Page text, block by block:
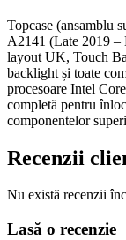
Topcase (ansamblu
A2141 (Late 2019 –
layout UK, Touch
backlight și toate
procesoare Intel
completă pentru
componentelor
Recenzii
Nu există recenzii
Lasă o recenzie